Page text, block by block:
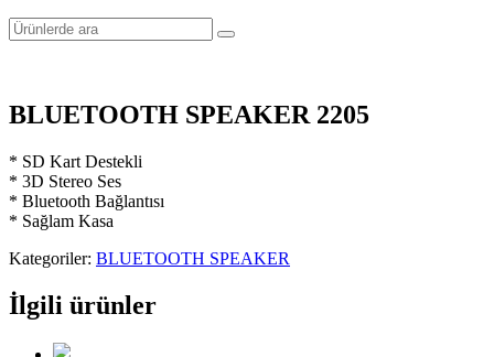
BLUETOOTH SPEAKER 2205
* SD Kart Destekli
* 3D Stereo Ses
* Bluetooth Bağlantısı
* Sağlam Kasa
Kategoriler: BLUETOOTH SPEAKER
İlgili ürünler